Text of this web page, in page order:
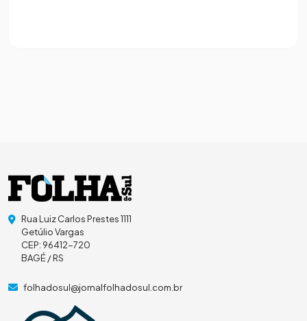
Rua Luiz Carlos Prestes 1111
Getúlio Vargas
CEP: 96412-720
BAGÉ / RS
folhadosul@jornalfolhadosul.com.br